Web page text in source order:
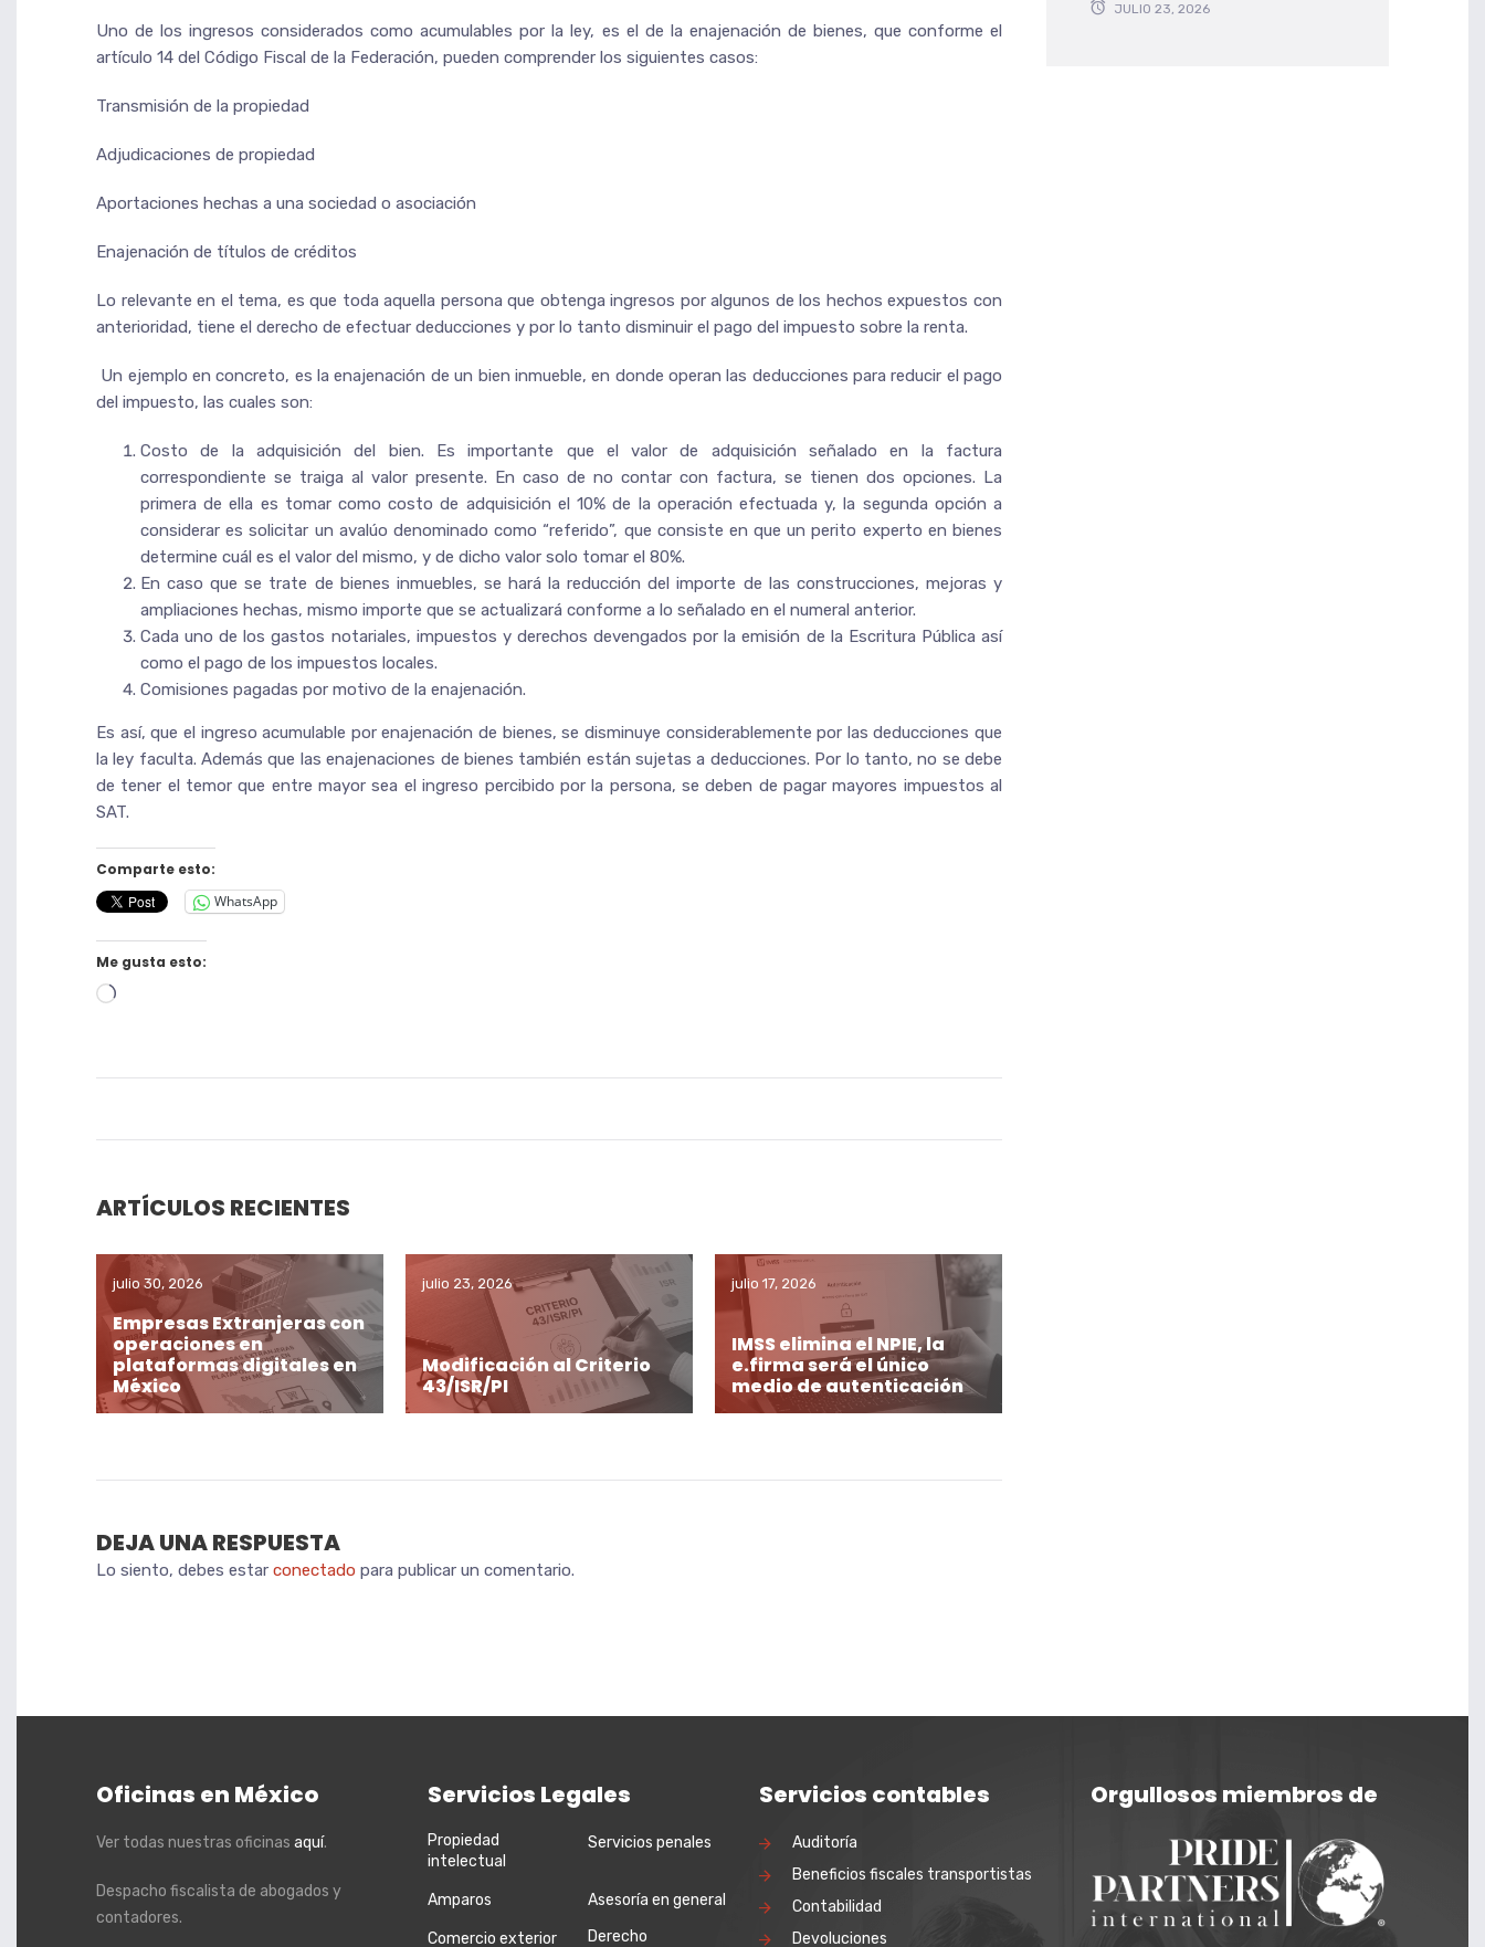
Uno de los ingresos considerados como acumulables por la ley, es el de la enajenación de bienes, que conforme el
artículo 14 del Código Fiscal de la Federación, pueden comprender los siguientes casos:
Transmisión de la propiedad
Adjudicaciones de propiedad
Aportaciones hechas a una sociedad o asociación
Enajenación de títulos de créditos
Lo relevante en el tema, es que toda aquella persona que obtenga ingresos por algunos de los hechos expuestos con
anterioridad, tiene el derecho de efectuar deducciones y por lo tanto disminuir el pago del impuesto sobre la renta.
Un ejemplo en concreto, es la enajenación de un bien inmueble, en donde operan las deducciones para reducir el pago
del impuesto, las cuales son:
Costo de la adquisición del bien. Es importante que el valor de adquisición señalado en la factura
correspondiente se traiga al valor presente. En caso de no contar con factura, se tienen dos opciones. La
primera de ella es tomar como costo de adquisición el 10% de la operación efectuada y, la segunda opción a
considerar es solicitar un avalúo denominado como “referido”, que consiste en que un perito experto en bienes
determine cuál es el valor del mismo, y de dicho valor solo tomar el 80%.
En caso que se trate de bienes inmuebles, se hará la reducción del importe de las construcciones, mejoras y
ampliaciones hechas, mismo importe que se actualizará conforme a lo señalado en el numeral anterior.
Cada uno de los gastos notariales, impuestos y derechos devengados por la emisión de la Escritura Pública así
como el pago de los impuestos locales.
Comisiones pagadas por motivo de la enajenación.
Es así, que el ingreso acumulable por enajenación de bienes, se disminuye considerablemente por las deducciones que
la ley faculta. Además que las enajenaciones de bienes también están sujetas a deducciones. Por lo tanto, no se debe
de tener el temor que entre mayor sea el ingreso percibido por la persona, se deben de pagar mayores impuestos al
SAT.
Comparte esto:
WhatsApp
Me gusta esto:
Cargando...
ARTÍCULOS RECIENTES
julio 30, 2026
Empresas Extranjeras con
operaciones en
plataformas digitales en
México
julio 23, 2026
Modificación al Criterio
43/ISR/PI
julio 17, 2026
IMSS elimina el NPIE, la
e.firma será el único
medio de autenticación
DEJA UNA RESPUESTA
Lo siento, debes estar conectado para publicar un comentario.
JULIO 23, 2026
Oficinas en México
Ver todas nuestras oficinas aquí.
Despacho fiscalista de abogados y
contadores.
Servicios Legales
Propiedad
intelectual
Servicios penales
Amparos Asesoría en general
Comercio exterior Derecho
Servicios contables
Auditoría
Beneficios fiscales transportistas
Contabilidad
Devoluciones
Orgullosos miembros de